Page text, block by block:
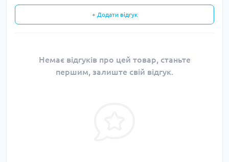
+ Додати відгук
Немає відгуків про цей товар, станьте
першим, залиште свій відгук.